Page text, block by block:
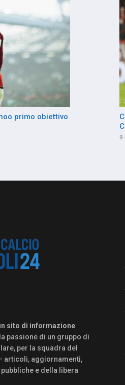
primo obiettivo
9
sito di informazione
passione di un gruppo di
per la squadra del
articoli, aggiornamenti,
e della libera